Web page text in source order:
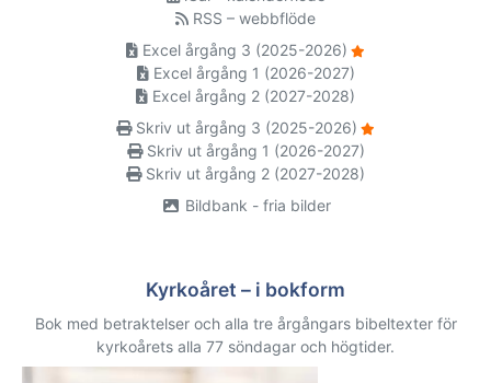
RSS – webbflöde
Excel årgång 3 (2025-2026)
Excel årgång 1 (2026-2027)
Excel årgång 2 (2027-2028)
Skriv ut årgång 3 (2025-2026)
Skriv ut årgång 1 (2026-2027)
Skriv ut årgång 2 (2027-2028)
Bildbank - fria bilder
Kyrkoåret – i bokform
Bok med betraktelser och alla tre årgångars bibeltexter för
kyrkoårets alla 77 söndagar och högtider.